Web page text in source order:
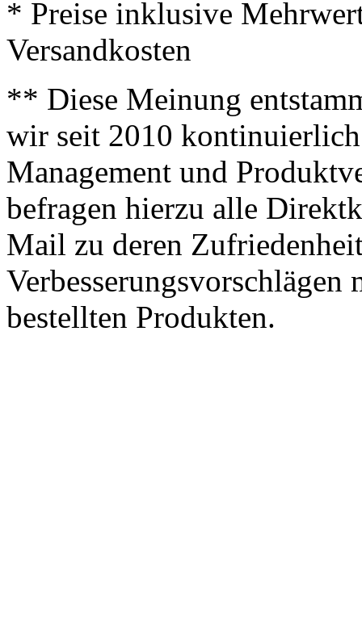
* Preise inklusive
Versandkosten
** Diese Meinung
wir seit 2010
Management und
befragen hierzu alle
Mail zu deren
bestellten Produkten.